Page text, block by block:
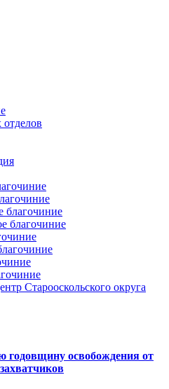
благочиние
благочиние
Старооскольского округа
годовщину освобождения от